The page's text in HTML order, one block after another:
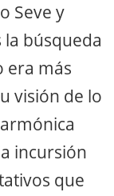
Seve y
búsqueda
era más
visión de lo
incursión
que